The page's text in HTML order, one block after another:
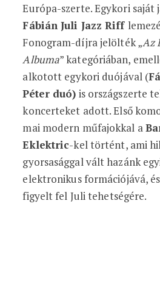
Európa-szerte. Egykori saját
Fábián Juli Jazz Riff
Fonogram-díjra jelölték „Az
Albuma” kategóriában,
alkotott egykori duójával (
Péter duó) is országszerte
koncerteket adott. Első
mai modern műfajokkal a
Eklektric-kel történt, ami
gyorsasággal vált hazánk
elektronikus formációjává,
figyelt fel Juli tehetségére.